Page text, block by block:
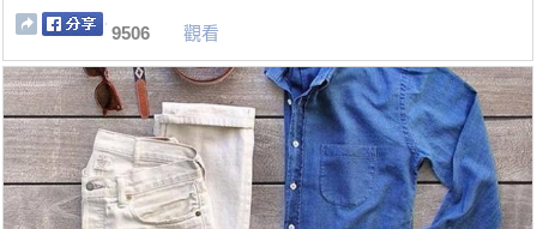
9506 觀看